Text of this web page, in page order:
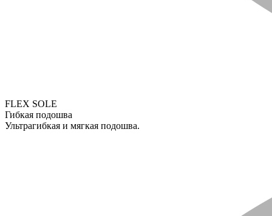
FLEX SOLE
Гибкая подошва
Ультрагибкая и мягкая подошва.